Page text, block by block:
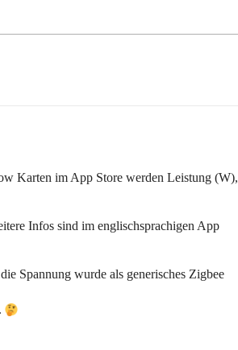
Karten im App Store werden Leistung (W),
Infos sind im englischsprachigen App
Spannung wurde als generisches Zigbee